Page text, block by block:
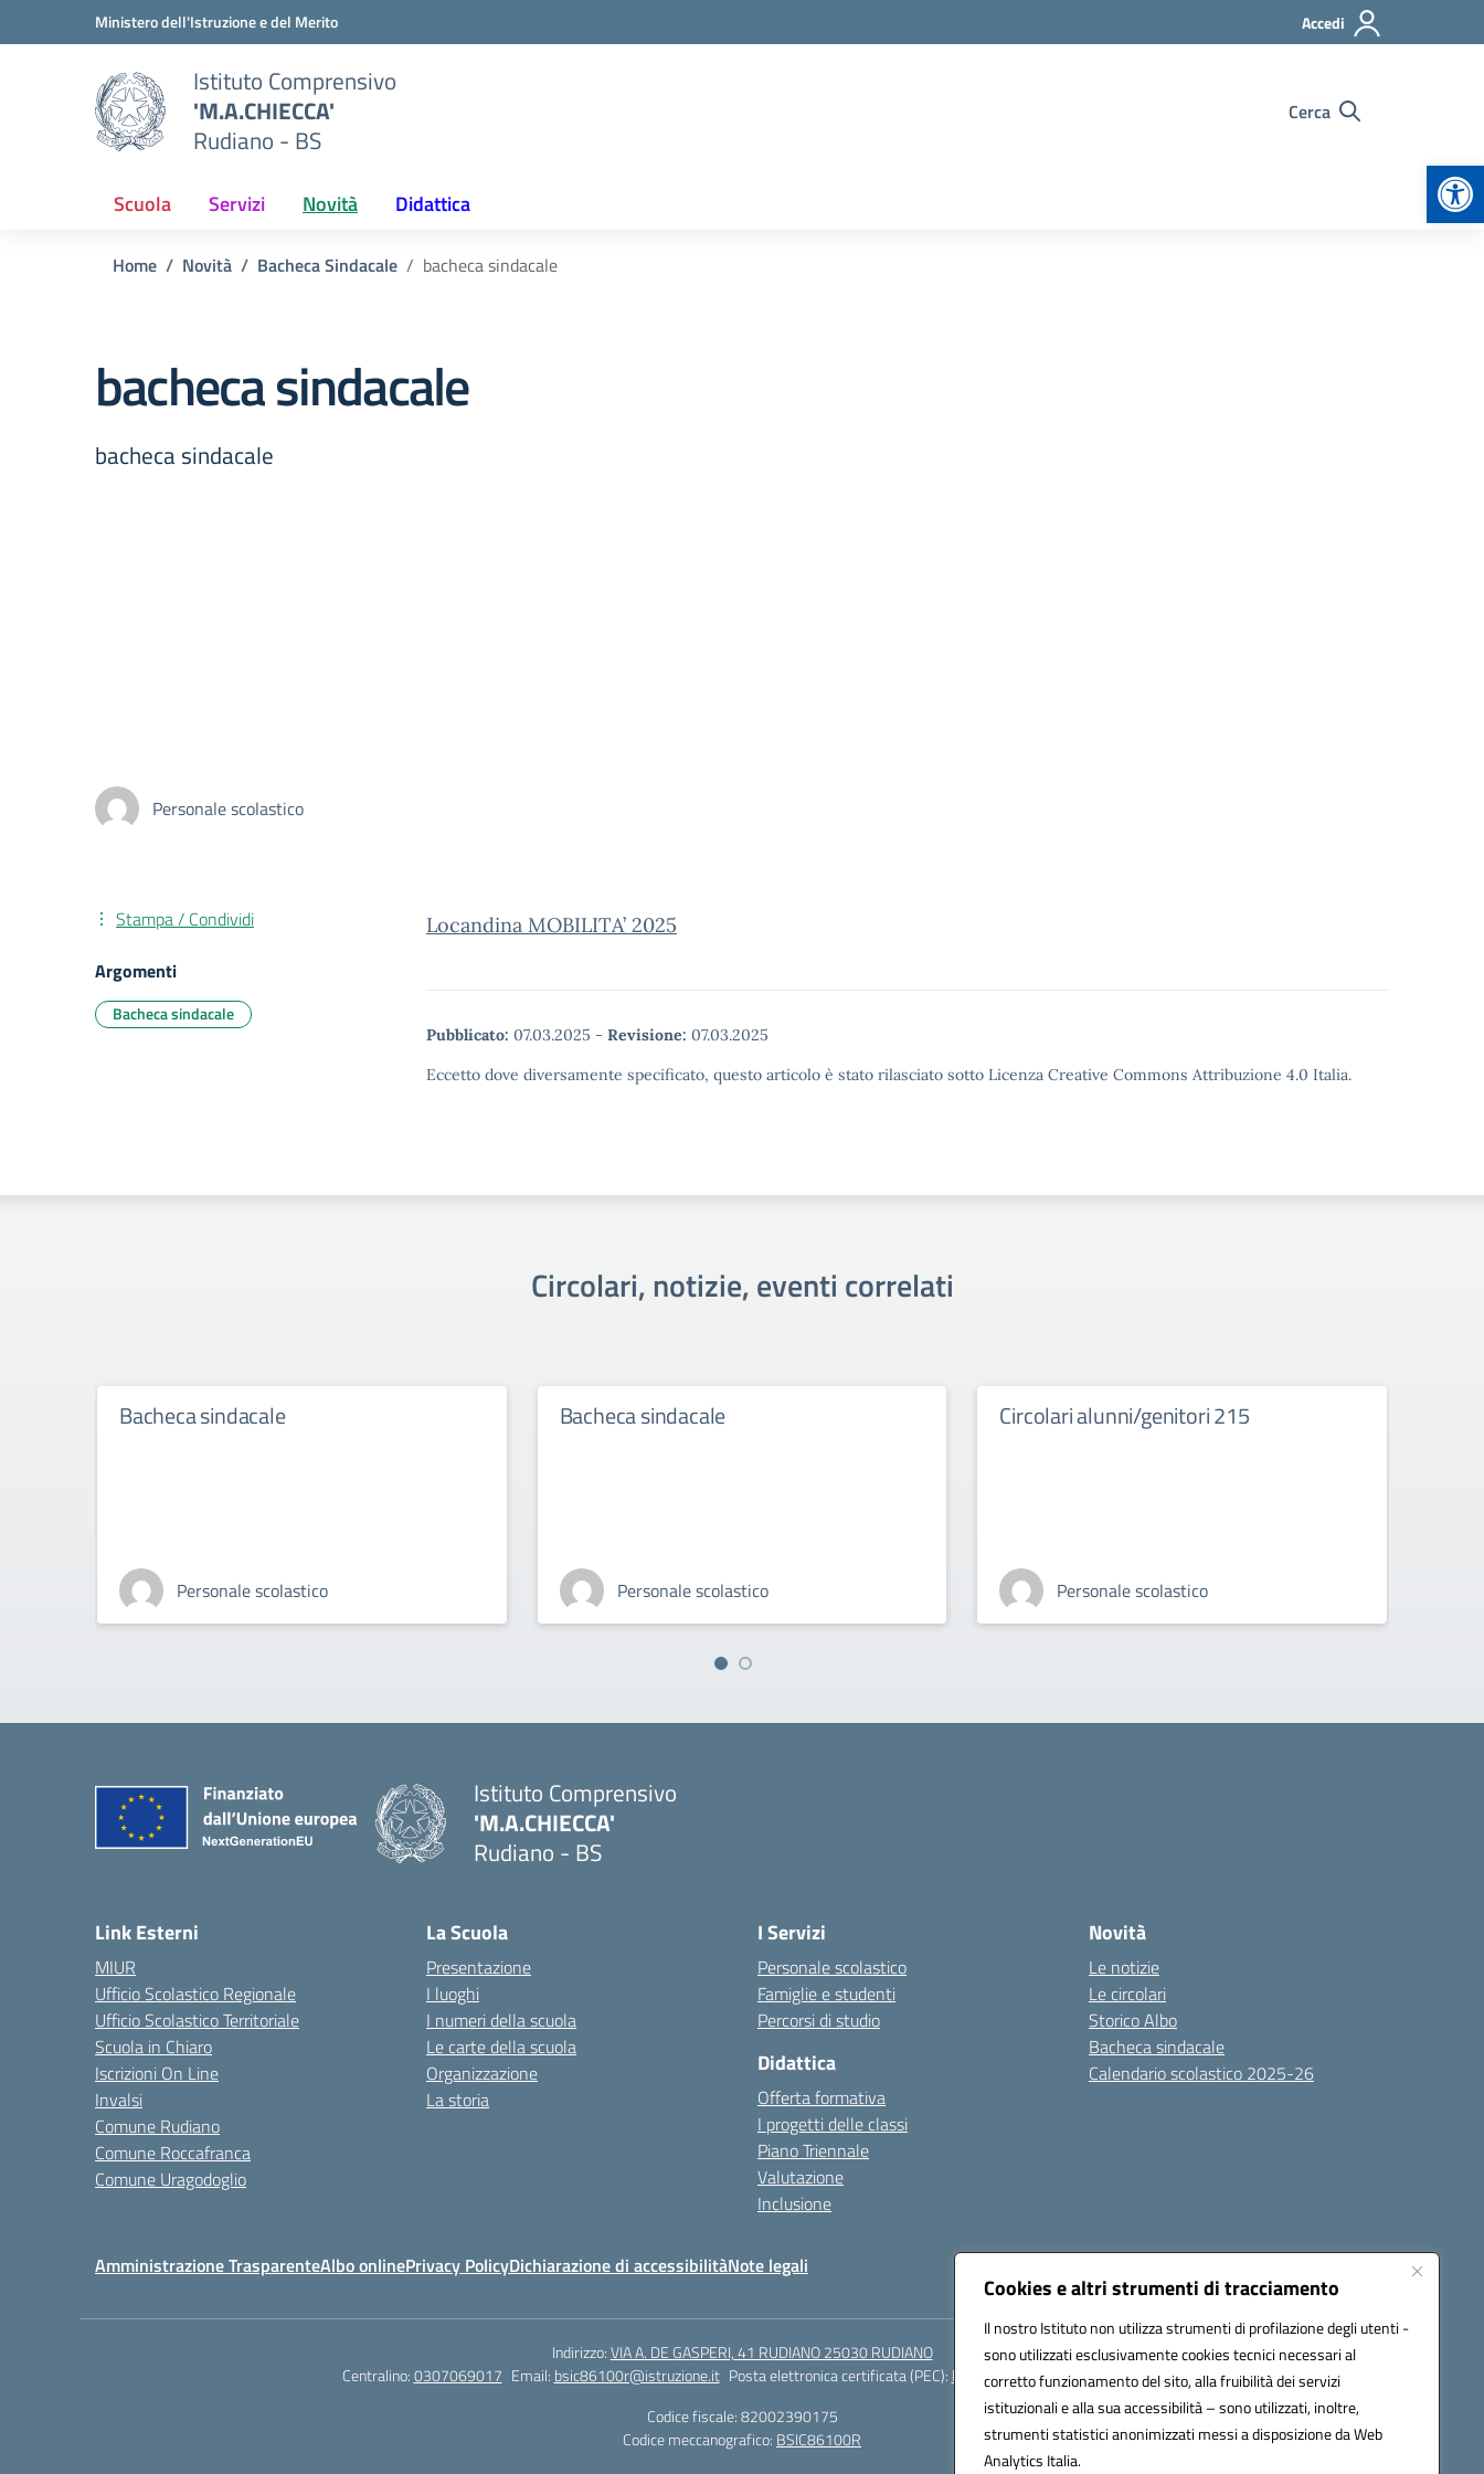
Cookies e altri strumenti di tracciamento
Il nostro Istituto non utilizza strumenti di profilazione degli utenti -
sono utilizzati esclusivamente cookies tecnici necessari al
corretto funzionamento del sito, alla fruibilità dei servizi
istituzionali e alla sua accessibilità – sono utilizzati, inoltre,
strumenti statistici anonimizzati messi a disposizione da Web
Analytics Italia.
Vai ai contenuti
Vai al menu di navigazioneMinistero dell'Istruzione e del Merito Accedi
Istituto Comprensivo
'M.A.CHIECCA'
Rudiano - BS
Cerca
Scuola Servizi Novità Didattica
Home Novità Bacheca Sindacale bacheca sindacale
bacheca sindacale
bacheca sindacale
Personale scolastico
Locandina MOBILITA’ 2025
Pubblicato: 07.03.2025 - Revisione: 07.03.2025
Eccetto dove diversamente specificato, questo articolo è stato rilasciato sotto Licenza Creative Commons Attribuzione 4.0 Italia.
Stampa / Condividi
Argomenti
Bacheca sindacale
Circolari, notizie, eventi correlati
Bacheca sindacale
Personale scolastico
Bacheca sindacale
Personale scolastico
Circolari alunni/genitori 215
Personale scolastico
Istituto Comprensivo
'M.A.CHIECCA'
Rudiano - BS
Link Esterni
MIUR
Ufficio Scolastico Regionale
Ufficio Scolastico Territoriale
Scuola in Chiaro
Iscrizioni On Line
Invalsi
Comune Rudiano
Comune Roccafranca
Comune Uragodoglio
La Scuola
Presentazione
I luoghi
I numeri della scuola
Le carte della scuola
Organizzazione
La storia
I Servizi
Personale scolastico
Famiglie e studenti
Percorsi di studio
Didattica
Offerta formativa
I progetti delle classi
Piano Triennale
Valutazione
Inclusione
Novità
Le notizie
Le circolari
Storico Albo
Bacheca sindacale
Calendario scolastico 2025-26
Amministrazione TrasparenteAlbo onlinePrivacy PolicyDichiarazione di accessibilitàNote legali
Indirizzo:VIA A. DE GASPERI, 41 RUDIANO 25030 RUDIANO
Centralino:0307069017 Email: bsic86100r@istruzione.it Posta elettronica certificata (PEC): bsic86100r@pec.istruzione.it
Codice fiscale: 82002390175
Codice meccanografico: BSIC86100R